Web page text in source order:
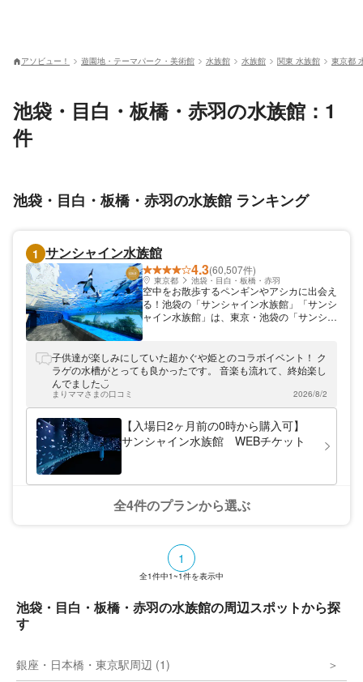
アソビュー！ 遊園地・テーマパーク・美術館 水族館 水族館 関東 水族館 東京都
池袋・目白・板橋・赤羽の水族館：1
件
池袋・目白・板橋・赤羽の水族館 ランキング
1 サンシャイン水族館
4.3(60,507件)
東京都 池袋・目白・板橋・赤羽
空中をお散歩するペンギンやアシカに出会え
る！池袋の「サンシャイン水族館」「サンシ
ャイン水族館」は、東京・池袋の「サンシャ
ス」をコンセプトとしており、さまざまな生
き物たちの生活する姿と、ワクワクするよう
ています。屋外にある「マリンガーデン」
は、頭上に設置された水槽で泳ぐ生き物たち
を見られるスポット。池袋のビル街を優雅に
飛んでいるかのような、ペンギンやアシカの
姿は必見です。 サンシャイン水族館へ電車
す。お車でお越しの際は、収容台数1,800台
のサンシャインシティの地下にある駐車場を
ご利用いただけます。
子供達が楽しみにしていた超かぐや姫とのコラボイベント！ ク
ラゲの水槽がとっても良かったです。 音楽も流れて、終始楽し
んでました◡̈
まりママさまの口コミ 2026/8/2
【入場日2ヶ月前の0時から購入可】
サンシャイン水族館 WEBチケット
全4件のプランから選ぶ
1
全1件中1~1件を表示中
池袋・目白・板橋・赤羽の水族館の周辺スポットから探
す
銀座・日本橋・東京駅周辺 (1)